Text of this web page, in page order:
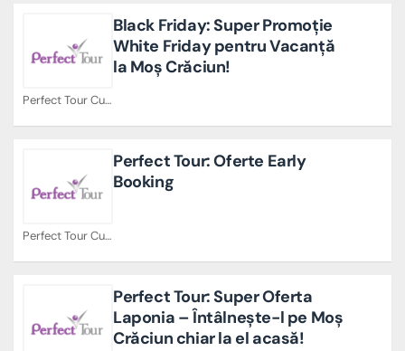
Perfect Tour Cupoane
Black Friday: Super Promoție
White Friday pentru Vacanță
la Moș Crăciun!
Perfect Tour Cupoane
Perfect Tour: Oferte Early
Booking
Perfect Tour: Super Oferta
Laponia – Întâlnește-l pe Moș
Crăciun chiar la el acasă!